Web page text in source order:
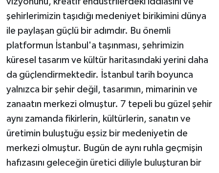
şehirlerimizin taşıdığı medeniyet birikimini dünya
ile paylaşan güçlü bir adımdır. Bu önemli
platformun İstanbul'a taşınması, şehrimizin
küresel tasarım ve kültür haritasındaki yerini daha
da güçlendirmektedir. İstanbul tarih boyunca
yalnızca bir şehir değil, tasarımın, mimarinin ve
zanaatın merkezi olmuştur. 7 tepeli bu güzel şehir
aynı zamanda fikirlerin, kültürlerin, sanatın ve
üretimin buluştuğu eşsiz bir medeniyetin de
merkezi olmuştur. Bugün de aynı ruhla geçmişin
hafızasını geleceğin üretici diliyle buluşturan bir